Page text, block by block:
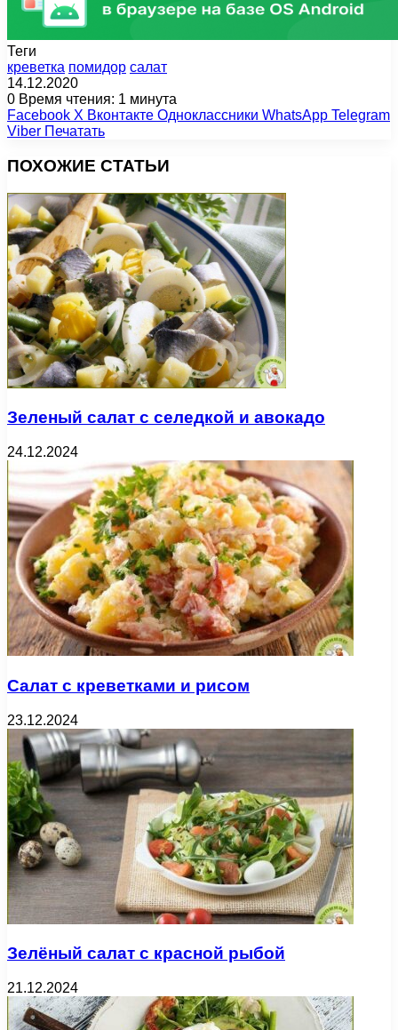
Теги
креветка помидор салат
14.12.2020
0 Время чтения: 1 минута
Facebook X Вконтакте Одноклассники WhatsApp Telegram
Viber Печатать
ПОХОЖИЕ СТАТЬИ
Зеленый салат с селедкой и авокадо
24.12.2024
Салат с креветками и рисом
23.12.2024
Зелёный салат с красной рыбой
21.12.2024